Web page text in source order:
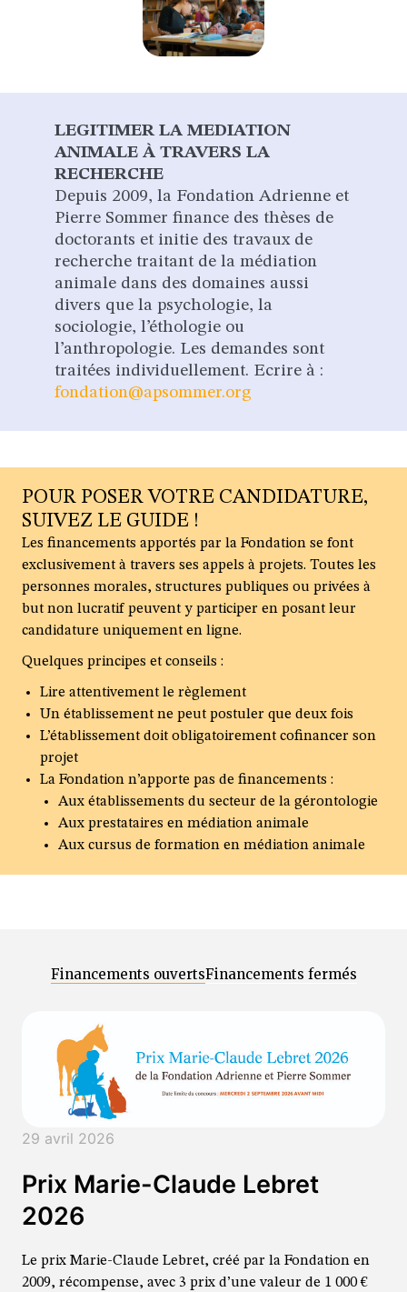
LEGITIMER LA MEDIATION
ANIMALE À TRAVERS LA
RECHERCHE
Depuis 2009, la Fondation Adrienne et
Pierre Sommer finance des thèses de
doctorants et initie des travaux de
recherche traitant de la médiation
animale dans des domaines aussi
divers que la psychologie, la
sociologie, l’éthologie ou
l’anthropologie. Les demandes sont
traitées individuellement. Ecrire à :
fondation@apsommer.org
POUR POSER VOTRE CANDIDATURE,
SUIVEZ LE GUIDE !
Les financements apportés par la Fondation se font
exclusivement à travers ses appels à projets. Toutes les
personnes morales, structures publiques ou privées à
but non lucratif peuvent y participer en posant leur
candidature uniquement en ligne.
Quelques principes et conseils :
Lire attentivement le règlement
Un établissement ne peut postuler que deux fois
L’établissement doit obligatoirement cofinancer son
projet
La Fondation n’apporte pas de financements :
Aux établissements du secteur de la gérontologie
Aux prestataires en médiation animale
Aux cursus de formation en médiation animale
Financements ouvertsFinancements fermés
29 avril 2026
Prix Marie-Claude Lebret
2026
Le prix Marie-Claude Lebret, créé par la Fondation en
2009, récompense, avec 3 prix d’une valeur de 1 000 €